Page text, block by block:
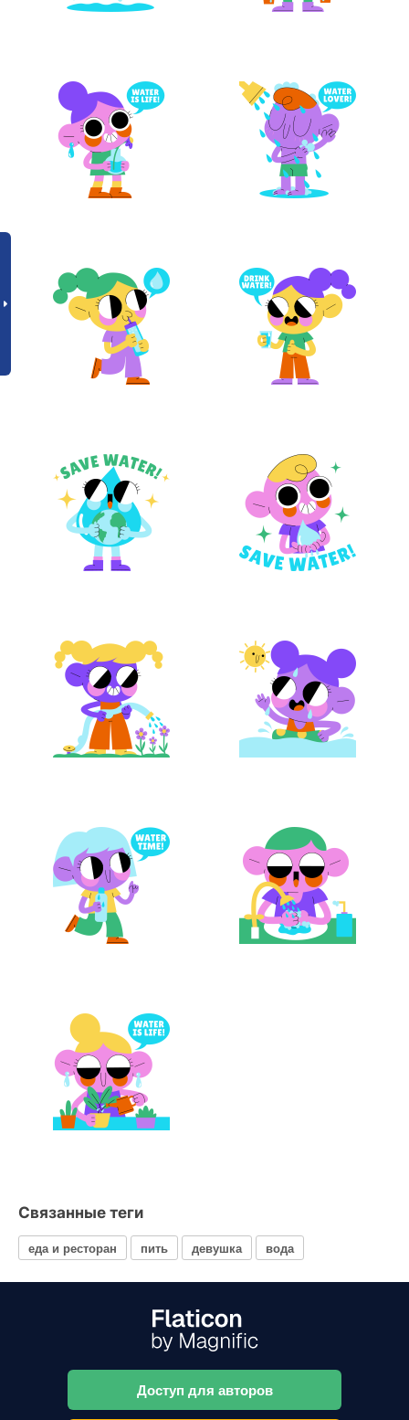
Связанные теги
еда и ресторан пить девушка вода
Доступ для авторов